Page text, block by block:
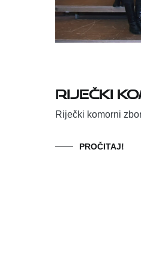
Riječki
Riječki komorni
PROČITAJ!